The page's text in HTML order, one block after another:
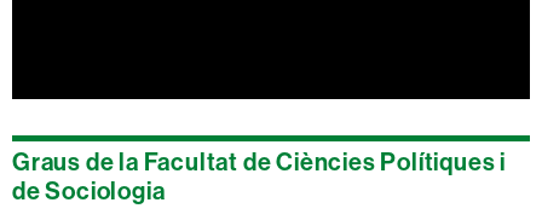
of
0
seconds
Graus de la Facultat de Ciències Polítiques i
de Sociologia